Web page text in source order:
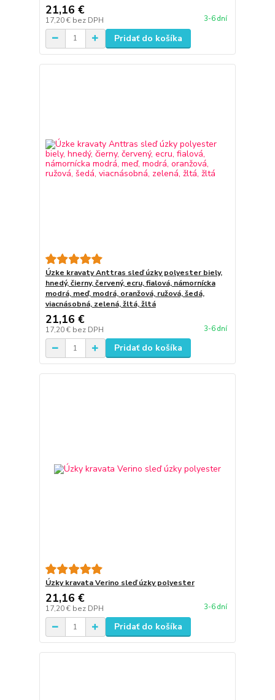
21,16 €
17,20 € bez DPH 3-6 dní
Pridať do košíka
Úzke kravaty Anttras sleď úzky polyester biely,
hnedý, čierny, červený, ecru, fialová, námornícka
modrá, meď, modrá, oranžová, ružová, šedá,
viacnásobná, zelená, žltá, žltá
21,16 €
17,20 € bez DPH 3-6 dní
Pridať do košíka
Úzky kravata Verino sleď úzky polyester
21,16 €
17,20 € bez DPH 3-6 dní
Pridať do košíka